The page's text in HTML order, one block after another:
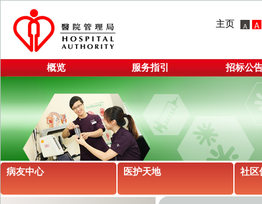
主页
概览 服务指引 招标公
病友中心 医护天地 社区